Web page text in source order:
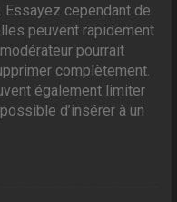
cependant de
peuvent rapidement
pourrait
complètement.
également limiter
d’insérer à un